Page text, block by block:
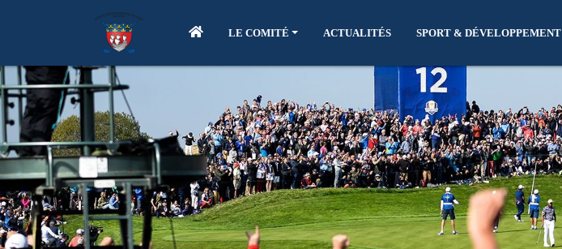
LE COMITÉ ACTUALITÉS SPORT & DÉVELOPPEMENT